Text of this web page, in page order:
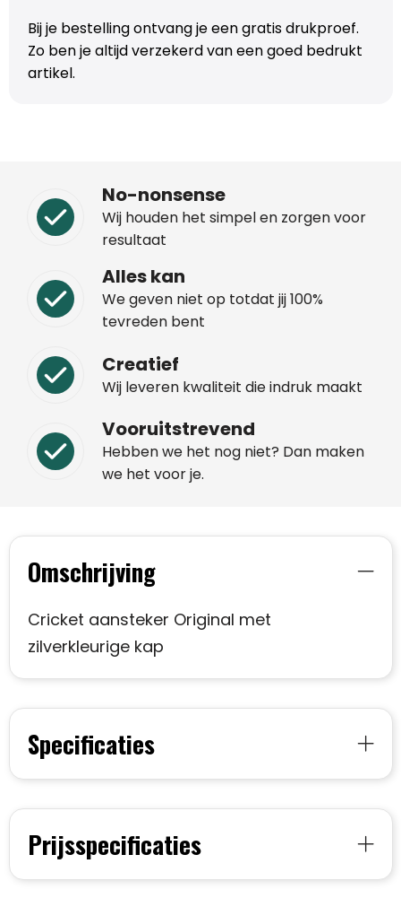
Bij je bestelling ontvang je een gratis drukproef.
Zo ben je altijd verzekerd van een goed bedrukt
artikel.
No-nonsense
Wij houden het simpel en zorgen voor
resultaat
Alles kan
We geven niet op totdat jij 100%
tevreden bent
Creatief
Wij leveren kwaliteit die indruk maakt
Vooruitstrevend
Hebben we het nog niet? Dan maken
we het voor je.
Omschrijving
Cricket aansteker Original met
zilverkleurige kap
Specificaties
Prijsspecificaties